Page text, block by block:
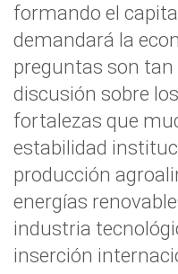
formando el
demandará la
preguntas son
discusión sobre
fortalezas que
estabilidad
producción
energías
industria
inserción